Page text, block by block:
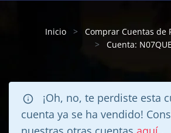
Inicio
Comprar Cuentas de
Cuenta: N07QUE
¡Oh, no, te perdiste esta
cuenta ya se ha vendido!